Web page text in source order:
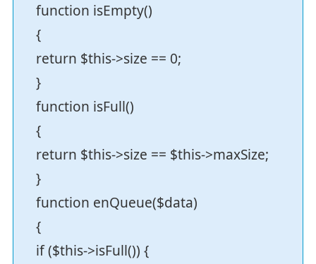
function isEmpty()
{
return $this->size == 0;
}
function isFull()
{
return $this->size == $this->maxSize;
}
function enQueue($data)
{
if ($this->isFull()) {